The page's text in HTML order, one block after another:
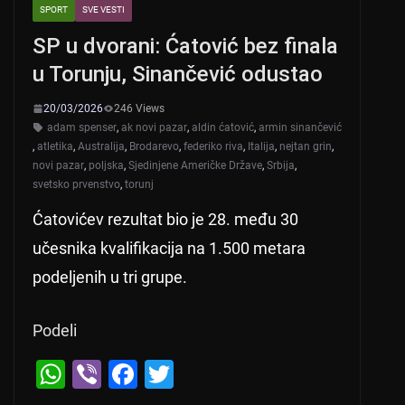
SPORT SVE VESTI
SP u dvorani: Ćatović bez finala
u Torunju, Sinančević odustao
20/03/2026
246 Views
adam spenser, ak novi pazar, aldin ćatović, armin sinančević
, atletika, Australija, Brodarevo, federiko riva, Italija, nejtan grin,
novi pazar, poljska, Sjedinjene Američke Države, Srbija,
svetsko prvenstvo, torunj
Ćatovićev rezultat bio je 28. među 30
učesnika kvalifikacija na 1.500 metara
podeljenih u tri grupe.
Podeli
W Vi F